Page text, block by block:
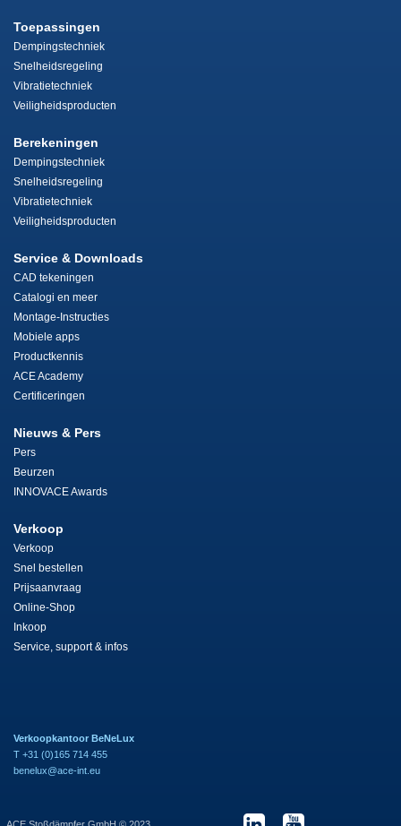
Toepassingen
Dempingstechniek
Snelheidsregeling
Vibratietechniek
Veiligheidsproducten
Berekeningen
Dempingstechniek
Snelheidsregeling
Vibratietechniek
Veiligheidsproducten
Service & Downloads
CAD tekeningen
Catalogi en meer
Montage-Instructies
Mobiele apps
Productkennis
ACE Academy
Certificeringen
Nieuws & Pers
Pers
Beurzen
INNOVACE Awards
Verkoop
Verkoop
Snel bestellen
Prijsaanvraag
Online-Shop
Inkoop
Service, support & infos
Verkoopkantoor BeNeLux
T +31 (0)165 714 455
benelux@ace-int.eu